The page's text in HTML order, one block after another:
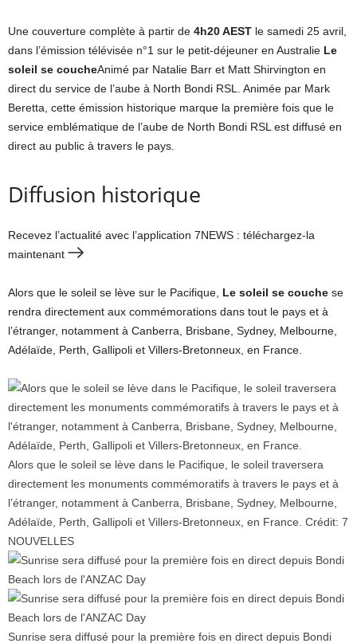
Une couverture complète à partir de 4h20 AEST le samedi 25 avril,
dans l’émission télévisée n°1 sur le petit-déjeuner en Australie Le
soleil se coucheAnimé par Natalie Barr et Matt Shirvington en
direct du service de l’aube à North Bondi RSL. Animée par Mark
Beretta, cette émission historique marque la première fois que le
service emblématique de l’aube de North Bondi RSL est diffusé en
direct au public à travers le pays.
Diffusion historique
Recevez l’actualité avec l’application 7NEWS : téléchargez-la
maintenant
Alors que le soleil se lève sur le Pacifique, Le soleil se couche se
rendra directement aux commémorations dans tout le pays et à
l’étranger, notamment à Canberra, Brisbane, Sydney, Melbourne,
Adélaïde, Perth, Gallipoli et Villers-Bretonneux, en France.
Alors que le soleil se lève dans le Pacifique, le soleil traversera
directement les monuments commémoratifs à travers le pays et à
l’étranger, notamment à Canberra, Brisbane, Sydney, Melbourne,
Adélaïde, Perth, Gallipoli et Villers-Bretonneux, en France. Crédit: 7
NOUVELLES
Sunrise sera diffusé pour la première fois en direct depuis Bondi